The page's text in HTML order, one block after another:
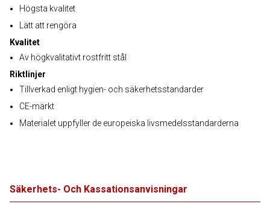
Högsta kvalitet
Lätt att rengöra
Kvalitet
Av högkvalitativt rostfritt stål
Riktlinjer
Tillverkad enligt hygien- och säkerhetsstandarder
CE-märkt
Materialet uppfyller de europeiska livsmedelsstandarderna
Säkerhets- Och Kassationsanvisningar